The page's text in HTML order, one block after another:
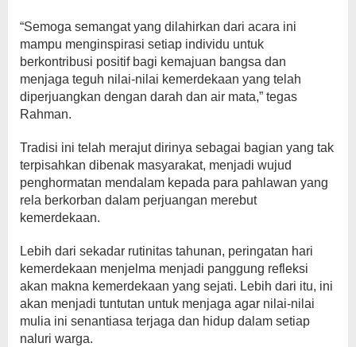
“Semoga semangat yang dilahirkan dari acara ini
mampu menginspirasi setiap individu untuk
berkontribusi positif bagi kemajuan bangsa dan
menjaga teguh nilai-nilai kemerdekaan yang telah
diperjuangkan dengan darah dan air mata,” tegas
Rahman.
Tradisi ini telah merajut dirinya sebagai bagian yang tak
terpisahkan dibenak masyarakat, menjadi wujud
penghormatan mendalam kepada para pahlawan yang
rela berkorban dalam perjuangan merebut
kemerdekaan.
Lebih dari sekadar rutinitas tahunan, peringatan hari
kemerdekaan menjelma menjadi panggung refleksi
akan makna kemerdekaan yang sejati. Lebih dari itu, ini
akan menjadi tuntutan untuk menjaga agar nilai-nilai
mulia ini senantiasa terjaga dan hidup dalam setiap
naluri warga.